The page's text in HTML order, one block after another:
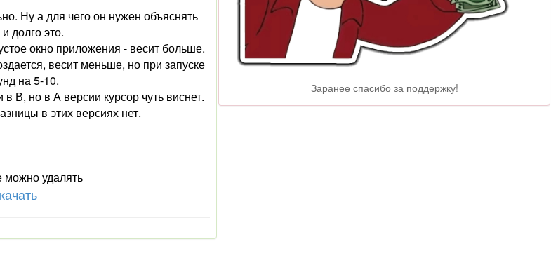
Ну а для чего он нужен объяснять
долго это.
окно приложения - весит больше.
весит меньше, но при запуске
на 5-10.
В, но в А версии курсор чуть виснет.
в этих версиях нет.
можно удалять
Заранее спасибо за поддержку!